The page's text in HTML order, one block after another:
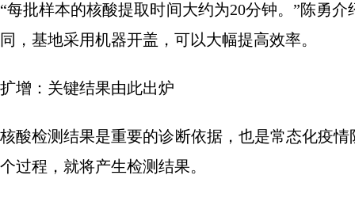
“每批样本的核酸提取时间大约为20分钟。”陈勇
同，基地采用机器开盖，可以大幅提高效率。
扩增：关键结果由此出炉
核酸检测结果是重要的诊断依据，也是常态化疫
个过程，就将产生检测结果。